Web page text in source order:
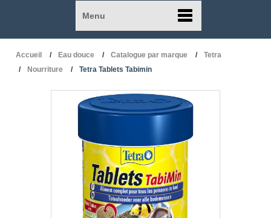
Menu
Accueil Eau douce Catalogue par marque
Tetra
Nourriture
Tetra Tablets Tabimin